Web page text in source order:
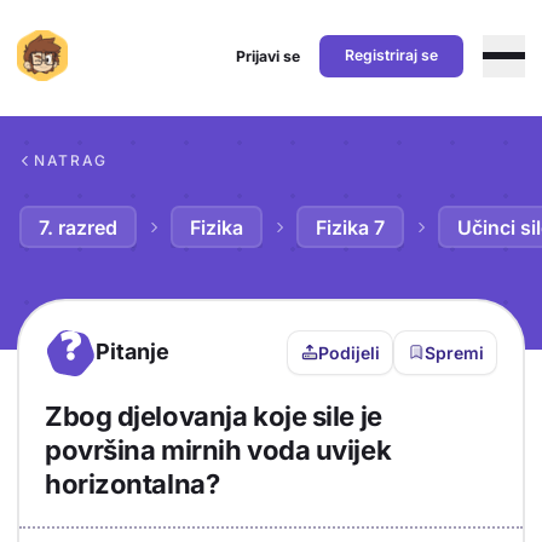
Prijavi se Registriraj se
NATRAG
7. razred Fizika Fizika 7 Učinci
? Pitanje Podijeli Spremi
Zbog djelovanja koje sile je
površina mirnih voda uvijek
horizontalna?